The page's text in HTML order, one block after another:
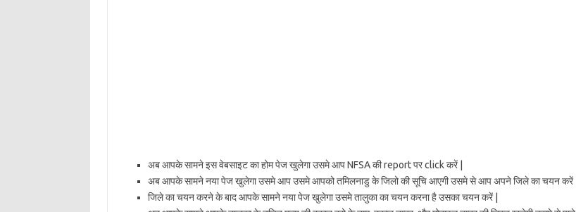
अब आपके सामने इस वेबसाइट का होम पेज खुलेगा उसमे आप NFSA की report पर click करें |
अब आपके सामने नया पेज खुलेगा उसमे आप उसमे आपको तमिलनाडु के जिलो की सूचि आएगी उसमे से आप अपने जिले का चयन करें |
जिले का चयन करने के बाद आपके सामने नया पेज खुलेगा उसमे तालुका का चयन करना है उसका चयन करें |